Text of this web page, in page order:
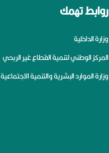
روابط تهمك
وزارة الداخلية
المركز الوطني لتنمية القطاع غير الربحي
وزارة الموارد البشرية والتنمية الاجتماعية